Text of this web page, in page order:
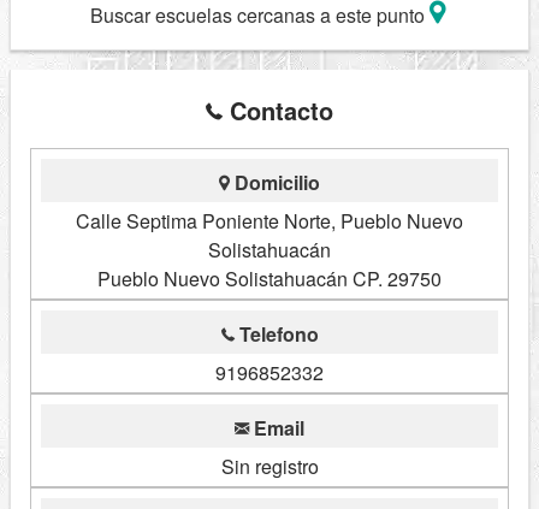
Buscar escuelas cercanas a este punto
Contacto
Domicilio
Calle Septima Poniente Norte, Pueblo Nuevo
Solistahuacán
Pueblo Nuevo Solistahuacán CP. 29750
Telefono
9196852332
Email
Sin registro